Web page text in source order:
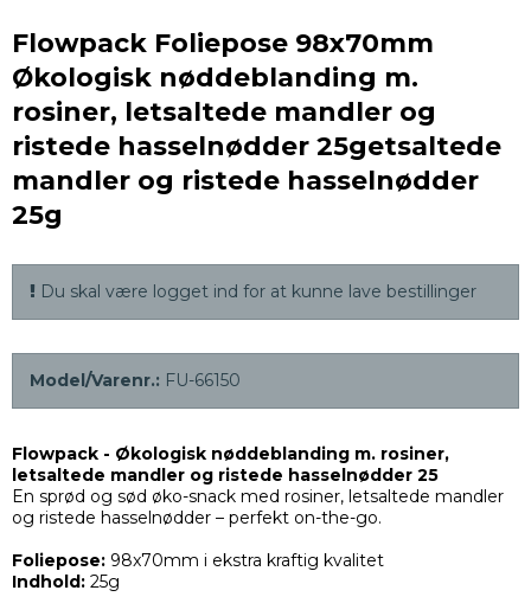
Flowpack Foliepose 98x70mm
Økologisk nøddeblanding m.
rosiner, letsaltede mandler og
ristede hasselnødder 25getsaltede
mandler og ristede hasselnødder
25g
Du skal være logget ind for at kunne lave bestillinger
Model/Varenr.: FU-66150
Flowpack - Økologisk nøddeblanding m. rosiner,
letsaltede mandler og ristede hasselnødder 25
En sprød og sød øko-snack med rosiner, letsaltede mandler
og ristede hasselnødder – perfekt on-the-go.
Foliepose: 98x70mm i ekstra kraftig kvalitet
Indhold: 25g